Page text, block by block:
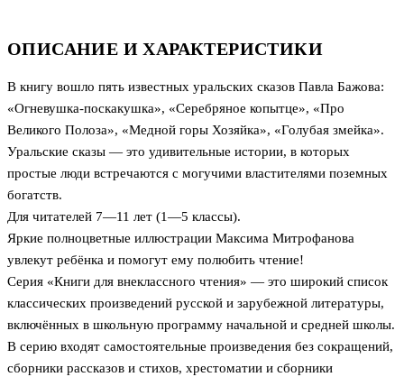
ОПИСАНИЕ И ХАРАКТЕРИСТИКИ
В книгу вошло пять известных уральских сказов Павла Бажова:
«Огневушка-поскакушка», «Серебряное копытце», «Про
Великого Полоза», «Медной горы Хозяйка», «Голубая змейка».
Уральские сказы — это удивительные истории, в которых
простые люди встречаются с могучими властителями поземных
богатств.
Для читателей 7—11 лет (1—5 классы).
Яркие полноцветные иллюстрации Максима Митрофанова
увлекут ребёнка и помогут ему полюбить чтение!
Серия «Книги для внеклассного чтения» — это широкий список
классических произведений русской и зарубежной литературы,
включённых в школьную программу начальной и средней школы.
В серию входят самостоятельные произведения без сокращений,
сборники рассказов и стихов, хрестоматии и сборники